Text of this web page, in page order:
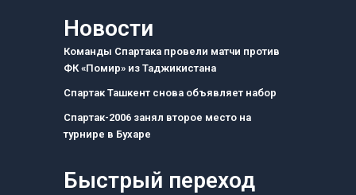
e
b
o
k
a
g
r
a
m
g
a
m
Новости
Команды Спартака провели матчи против
ФК «Помир» из Таджикистана
Спартак Ташкент снова объявляет набор
Спартак-2006 занял второе место на
турнире в Бухаре
Быстрый переход